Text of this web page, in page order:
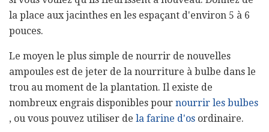
la place aux jacinthes en les espaçant d'environ 5 à 6
pouces.
Le moyen le plus simple de nourrir de nouvelles
ampoules est de jeter de la nourriture à bulbe dans le
trou au moment de la plantation. Il existe de
nombreux engrais disponibles pour nourrir les bulbes
, ou vous pouvez utiliser de la farine d'os ordinaire.